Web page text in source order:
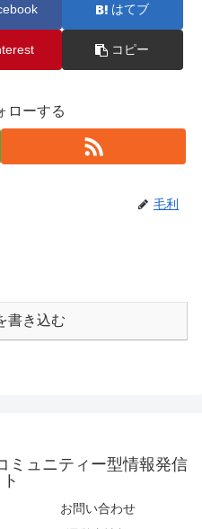
はてブ
コピー
ローする
毛利
書き込む
ミュニティー型情報発信
お問い合わせ